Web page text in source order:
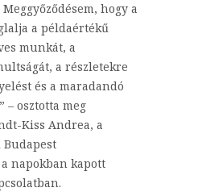
hogy a
a példaértékű
munkát, a
a részletekre
és a maradandó
– osztotta meg
Kiss Andrea, a
napokban kapott